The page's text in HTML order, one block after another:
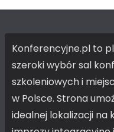
Konferencyjne.pl to
szeroki wybór sal
szkoleniowych i
w Polsce. Strona
idealnej lokalizacji na